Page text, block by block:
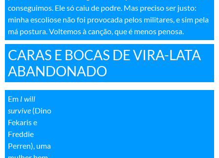
conseguimos. Ele só caiu de podre. Mas preciso ser justo:
minha escoliose não foi provocada pelos militares, e sim pela
má postura. Voltemos à canção, que é menos penosa.
CARAS E BOCAS DE VIRA-LATA
ABANDONADO
Em I will survive
bem resolvida é procurada pelo sujeito que a deixara de
maneira vil e que, de repente, está ali na sala de visitas, dando
uma de vira-lata abandonado. Diante do cara “Com aquele ar
tristonho no rosto” (